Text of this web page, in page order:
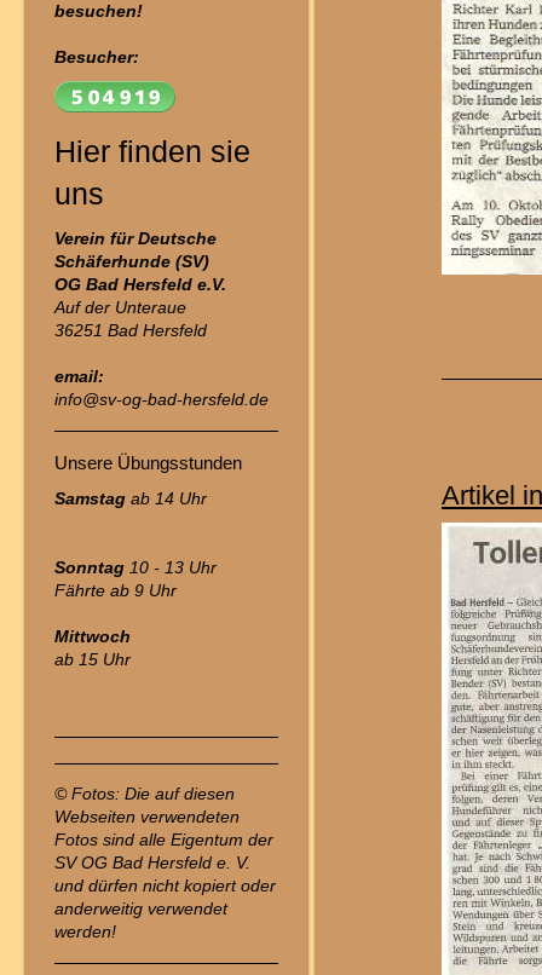
besuchen!
Besucher:
Hier finden sie
uns
Verein für Deutsche
Schäferhunde (SV)
OG Bad Hersfeld e.V.
Auf der Unteraue
36251 Bad Hersfeld
email:
info@sv-og-bad-hersfeld.de
Unsere Übungsstunden
Samstag ab 14 Uhr
Sonntag 10 - 13 Uhr
Fährte ab 9 Uhr
Mittwoch
ab 15 Uhr
© Fotos: Die auf diesen
Webseiten verwendeten
Fotos sind alle Eigentum der
SV OG Bad Hersfeld e. V.
und dürfen nicht kopiert oder
anderweitig verwendet
werden!
Artikel